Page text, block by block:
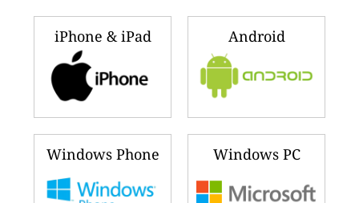
iPhone & iPad Android
Windows Phone Windows PC